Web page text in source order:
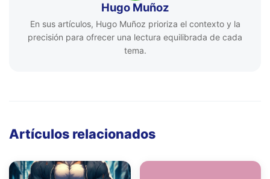
Hugo Muñoz
En sus artículos, Hugo Muñoz prioriza el contexto y la
precisión para ofrecer una lectura equilibrada de cada
tema.
Artículos relacionados